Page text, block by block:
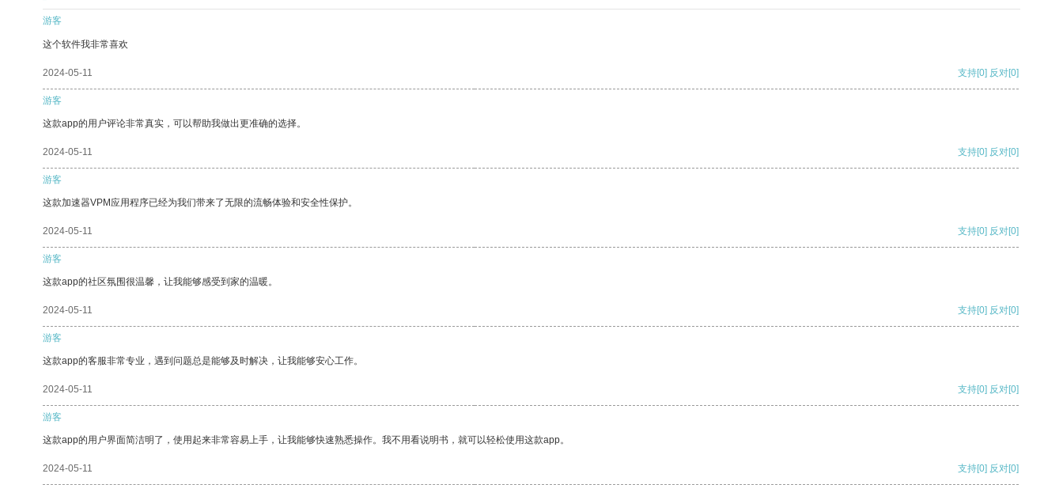
游客
这个软件我非常喜欢
2024-05-11 支持[0] 反对[0]
游客
这款app的用户评论非常真实，可以帮助我做出更准确的选择。
2024-05-11 支持[0] 反对[0]
游客
这款加速器VPM应用程序已经为我们带来了无限的流畅体验和安全性保护。
2024-05-11 支持[0] 反对[0]
游客
这款app的社区氛围很温馨，让我能够感受到家的温暖。
2024-05-11 支持[0] 反对[0]
游客
这款app的客服非常专业，遇到问题总是能够及时解决，让我能够安心工作。
2024-05-11 支持[0] 反对[0]
游客
这款app的用户界面简洁明了，使用起来非常容易上手，让我能够快速熟悉操作。我不用看说明书，就可以轻松使用这款app。
2024-05-11 支持[0] 反对[0]